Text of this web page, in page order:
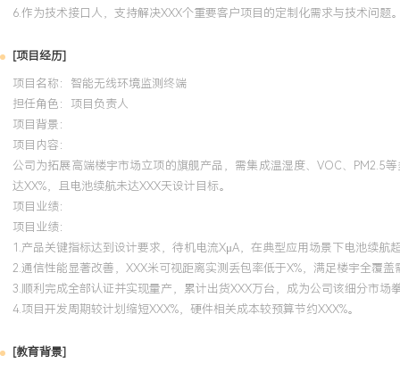
6.作为技术接口人，支持解决XXX个重要客户项目的定制化需求与技术问题
[项目经历]
项目名称：智能无线环境监测终端
担任角色： 项目负责人
项目背景：
项目内容：
公司为拓展高端楼宇市场立项的旗舰产品，需集成温湿度、VOC、PM2.5
达XX%，且电池续航未达XXX天设计目标。
项目业绩：
项目业绩：
1.产品关键指标达到设计要求，待机电流XμA，在典型应用场景下电池续航
2.通信性能显著改善，XXX米可视距离实测丢包率低于X%，满足楼宇全覆盖
3.顺利完成全部认证并实现量产，累计出货XXX万台，成为公司该细分市场
4.项目开发周期较计划缩短XXX%，硬件相关成本较预算节约XXX%。
[教育背景]